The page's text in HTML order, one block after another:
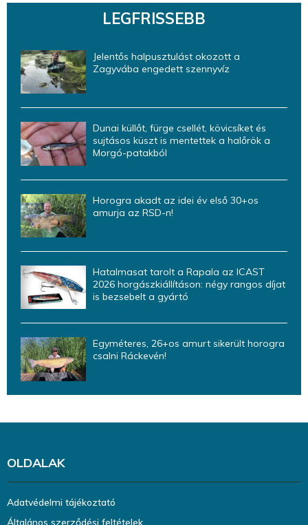
LEGFRISSEBB
Jelentős halpusztulást okozott a
Zagyvába engedett szennyvíz
Dunai küllőt, fürge csellét, kövicsíket és
sujtásos küszt is mentettek a halőrök a
Morgó-patakból
Horogra akadt az idei év első 30+os
amurja az RSD-n!
Hatalmasat tarolt a Rapala az ICAST
2026 horgászkiállításon: négy rangos díjat
is bezsebelt a gyártó
Egyméteres, 26+os amurt sikerült horogra
csalni Ráckevén!
OLDALAK
Adatvédelmi tájékoztató
Általános szerződési feltételek